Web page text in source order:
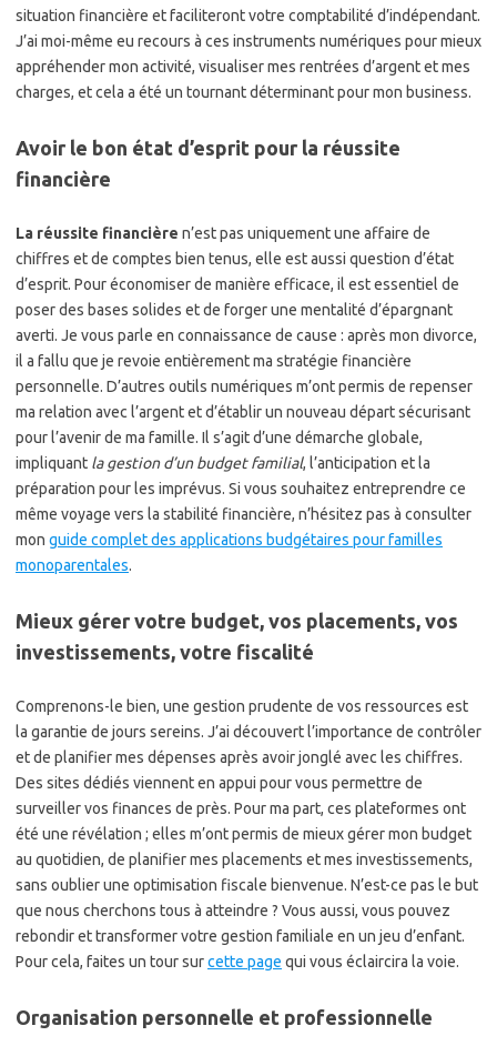
situation financière et faciliteront votre comptabilité d’indépendant.
J’ai moi-même eu recours à ces instruments numériques pour mieux
appréhender mon activité, visualiser mes rentrées d’argent et mes
charges, et cela a été un tournant déterminant pour mon business.
Avoir le bon état d’esprit pour la réussite
financière
La réussite financière n’est pas uniquement une affaire de
chiffres et de comptes bien tenus, elle est aussi question d’état
d’esprit. Pour économiser de manière efficace, il est essentiel de
poser des bases solides et de forger une mentalité d’épargnant
averti. Je vous parle en connaissance de cause : après mon divorce,
il a fallu que je revoie entièrement ma stratégie financière
personnelle. D’autres outils numériques m’ont permis de repenser
ma relation avec l’argent et d’établir un nouveau départ sécurisant
pour l’avenir de ma famille. Il s’agit d’une démarche globale,
impliquant la gestion d’un budget familial, l’anticipation et la
préparation pour les imprévus. Si vous souhaitez entreprendre ce
même voyage vers la stabilité financière, n’hésitez pas à consulter
mon guide complet des applications budgétaires pour familles
monoparentales.
Mieux gérer votre budget, vos placements, vos
investissements, votre fiscalité
Comprenons-le bien, une gestion prudente de vos ressources est
la garantie de jours sereins. J’ai découvert l’importance de contrôler
et de planifier mes dépenses après avoir jonglé avec les chiffres.
Des sites dédiés viennent en appui pour vous permettre de
surveiller vos finances de près. Pour ma part, ces plateformes ont
été une révélation ; elles m’ont permis de mieux gérer mon budget
au quotidien, de planifier mes placements et mes investissements,
sans oublier une optimisation fiscale bienvenue. N’est-ce pas le but
que nous cherchons tous à atteindre ? Vous aussi, vous pouvez
rebondir et transformer votre gestion familiale en un jeu d’enfant.
Pour cela, faites un tour surcette page qui vous éclaircira la voie.
Organisation personnelle et professionnelle